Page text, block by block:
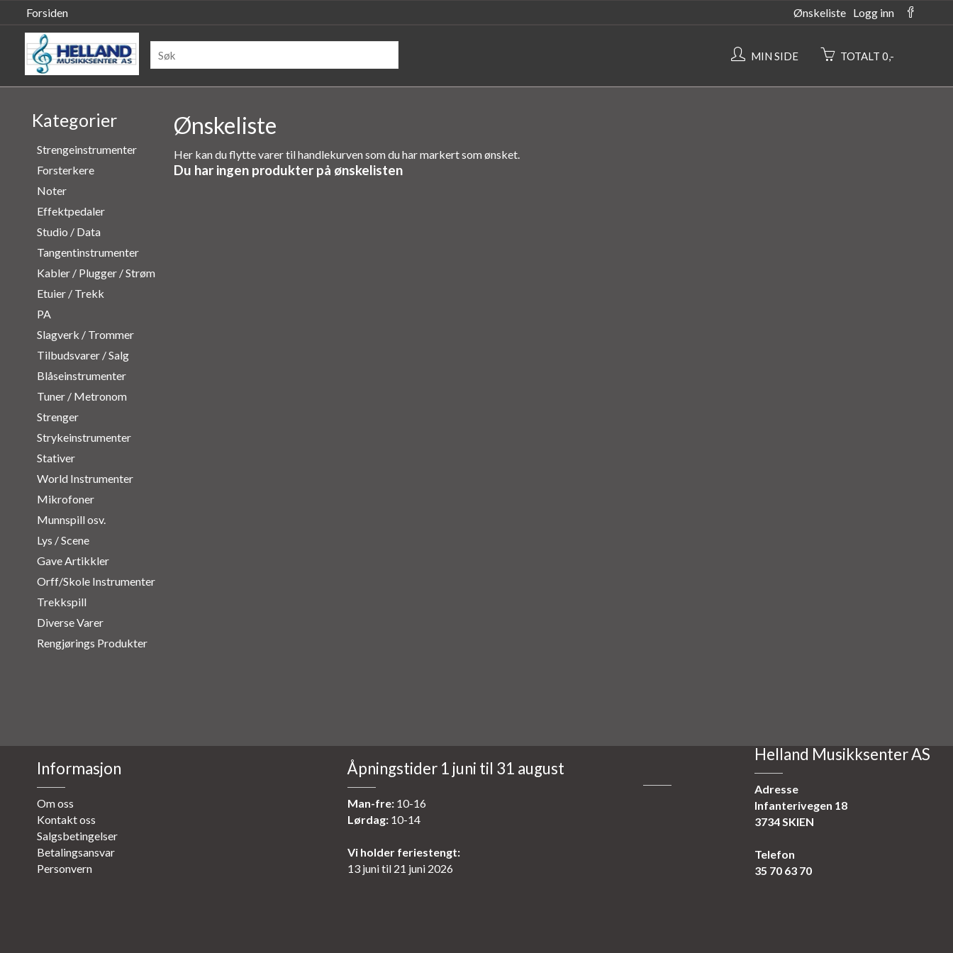
Forsiden Ønskeliste Logg inn
MIN SIDE TOTALT 0,-
Kategorier
Strengeinstrumenter
Forsterkere
Noter
Effektpedaler
Studio / Data
Tangentinstrumenter
Kabler / Plugger / Strøm
Etuier / Trekk
PA
Slagverk / Trommer
Tilbudsvarer / Salg
Blåseinstrumenter
Tuner / Metronom
Strenger
Strykeinstrumenter
Stativer
World Instrumenter
Mikrofoner
Munnspill osv.
Lys / Scene
Gave Artikkler
Orff/Skole Instrumenter
Trekkspill
Diverse Varer
Rengjørings Produkter
Ønskeliste
Her kan du flytte varer til handlekurven som du har markert som ønsket.
Du har ingen produkter på ønskelisten
Informasjon
Om oss
Kontakt oss
Salgsbetingelser
Betalingsansvar
Personvern
Åpningstider 1 juni til 31 august
Man-fre:10-16
Lørdag:10-14
Vi holder feriestengt:
13 juni til 21 juni 2026
Helland Musikksenter AS
Adresse
Infanterivegen 18
3734 SKIEN
Telefon
35 70 63 70